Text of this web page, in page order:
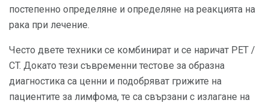
постепенно определяне и определяне на реакцията на
рака при лечение.
Често двете техники се комбинират и се наричат ​​PET /
CT. Докато тези съвременни тестове за образна
диагностика са ценни и подобряват грижите на
пациентите за лимфома, те са свързани с излагане на